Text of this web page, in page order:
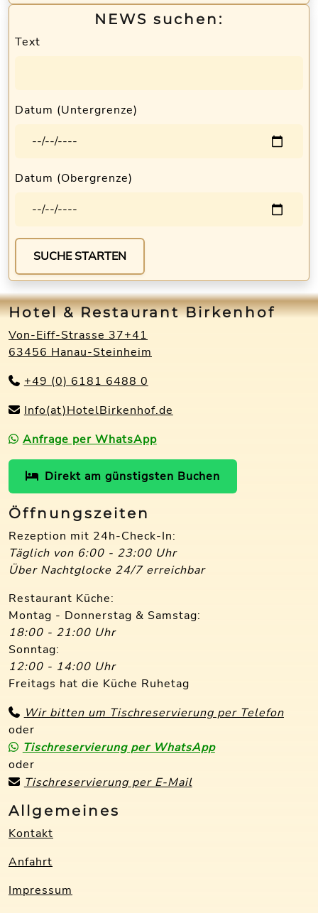
NEWS suchen:
Text
Datum (Untergrenze)
Datum (Obergrenze)
Hotel & Restaurant Birkenhof
Von-Eiff-Strasse 37+41
63456 Hanau-Steinheim
+49 (0) 6181 6488 0
Info(at)HotelBirkenhof.de
Anfrage per WhatsApp
Direkt am günstigsten Buchen
Öffnungszeiten
Rezeption mit 24h-Check-In:
Täglich von 6:00 - 23:00 Uhr
Über Nachtglocke 24/7 erreichbar
Restaurant Küche:
Montag - Donnerstag & Samstag:
18:00 - 21:00 Uhr
Sonntag:
12:00 - 14:00 Uhr
Freitags hat die Küche Ruhetag
Wir bitten um Tischreservierung per Telefon
oder
Tischreservierung per WhatsApp
oder
Tischreservierung per E-Mail
Allgemeines
Kontakt
Anfahrt
Impressum